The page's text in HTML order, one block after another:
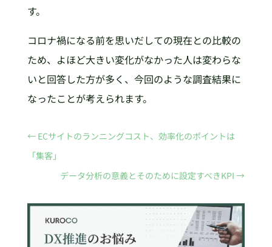
す。
コロナ禍になる前を思いだしての現在との比較の
ため、よほど大きい変化がなかった人は変わらな
いと回答した方が多く、今回のような調査結果に
なったことが考えられます。
← ECサイトのランニングコスト、効率化のポイントは
「集客」
データ分析の意義とそのために設定すべきKPI →